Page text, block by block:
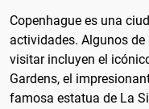
Copenhague es una
actividades. Algunos
visitar incluyen el
Gardens, el
famosa estatua de La